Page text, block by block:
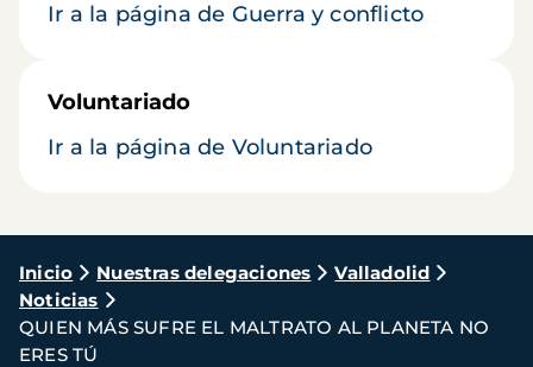
Ir a la página de Guerra y conflicto
Voluntariado
Ir a la página de Voluntariado
Ruta
de
navegación
Inicio Nuestras delegaciones
Valladolid
Noticias
QUIEN MÁS SUFRE EL MALTRATO AL PLANETA NO
ERES TÚ